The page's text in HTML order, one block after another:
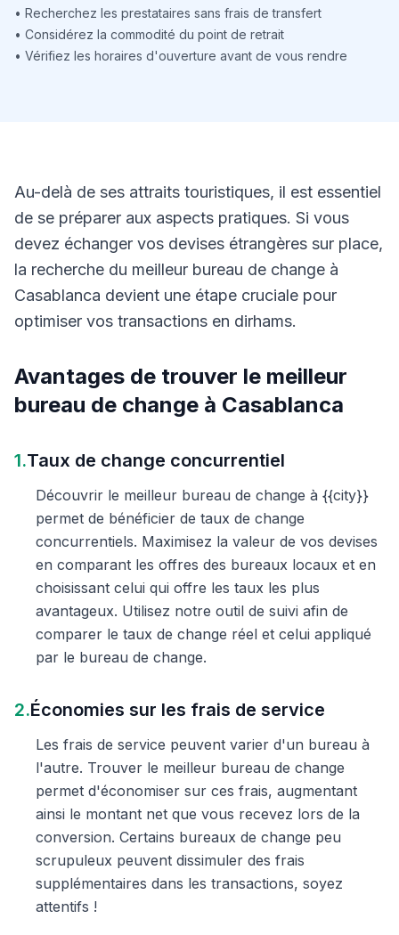
• Recherchez les prestataires sans frais de transfert
• Considérez la commodité du point de retrait
• Vérifiez les horaires d'ouverture avant de vous rendre
Au-delà de ses attraits touristiques, il est essentiel
de se préparer aux aspects pratiques. Si vous
devez échanger vos devises étrangères sur place,
la recherche du meilleur bureau de change à
Casablanca devient une étape cruciale pour
optimiser vos transactions en dirhams.
Avantages de trouver le meilleur
bureau de change à Casablanca
1.Taux de change concurrentiel
Découvrir le meilleur bureau de change à {{city}}
permet de bénéficier de taux de change
concurrentiels. Maximisez la valeur de vos devises
en comparant les offres des bureaux locaux et en
choisissant celui qui offre les taux les plus
avantageux. Utilisez notre outil de suivi afin de
comparer le taux de change réel et celui appliqué
par le bureau de change.
2.Économies sur les frais de service
Les frais de service peuvent varier d'un bureau à
l'autre. Trouver le meilleur bureau de change
permet d'économiser sur ces frais, augmentant
ainsi le montant net que vous recevez lors de la
conversion. Certains bureaux de change peu
scrupuleux peuvent dissimuler des frais
supplémentaires dans les transactions, soyez
attentifs !